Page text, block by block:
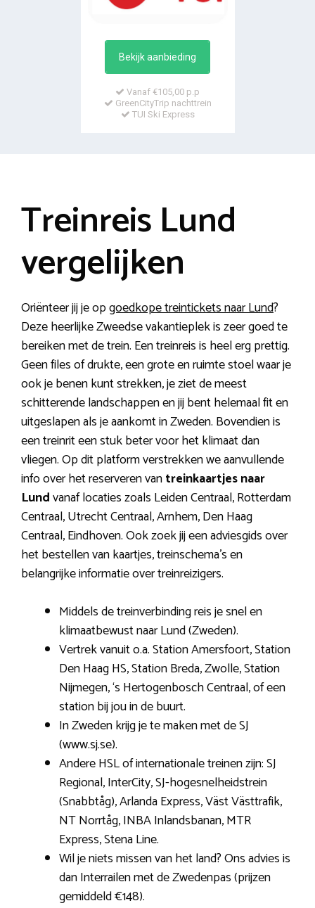
Bekijk aanbieding
Vanaf €105,00 p.p
GreenCityTrip nachttrein
TUI Ski Express
Treinreis Lund
vergelijken
Oriënteer jij je opgoedkope treintickets naar Lund?
Deze heerlijke Zweedse vakantieplek is zeer goed te
bereiken met de trein. Een treinreis is heel erg prettig.
Geen files of drukte, een grote en ruimte stoel waar je
ook je benen kunt strekken, je ziet de meest
schitterende landschappen en jij bent helemaal fit en
uitgeslapen als je aankomt in Zweden. Bovendien is
een treinrit een stuk beter voor het klimaat dan
vliegen. Op dit platform verstrekken we aanvullende
info over het reserveren vantreinkaartjes naar
Lundvanaf locaties zoals Leiden Centraal, Rotterdam
Centraal, Utrecht Centraal, Arnhem, Den Haag
Centraal, Eindhoven. Ook zoek jij een adviesgids over
het bestellen van kaartjes, treinschema’s en
belangrijke informatie over treinreizigers.
Middels de treinverbinding reis je snel en
klimaatbewust naar Lund (Zweden).
Vertrek vanuit o.a. Station Amersfoort, Station
Den Haag HS, Station Breda, Zwolle, Station
Nijmegen, ‘s Hertogenbosch Centraal, of een
station bij jou in de buurt.
In Zweden krijg je te maken met de SJ
(www.sj.se).
Andere HSL of internationale treinen zijn: SJ
Regional, InterCity, SJ-hogesnelheidstrein
(Snabbtåg), Arlanda Express, Väst Västtrafik,
NT Norrtåg, INBA Inlandsbanan, MTR
Express, Stena Line.
Wil je niets missen van het land? Ons advies is
dan Interrailen met de Zwedenpas (prijzen
gemiddeld €148).